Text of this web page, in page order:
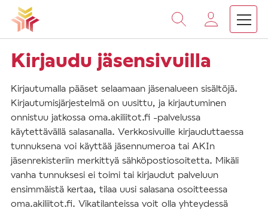
Vieritä
sisältöön
Kirjaudu jäsensivuilla
Kirjautumalla pääset selaamaan jäsenalueen sisältöjä.
Kirjautumisjärjestelmä on uusittu, ja kirjautuminen
onnistuu jatkossa oma.akiliitot.fi -palvelussa
käytettävällä salasanalla. Verkkosivuille kirjauduttaessa
tunnuksena voi käyttää jäsennumeroa tai AKIn
jäsenrekisteriin merkittyä sähköpostiosoitetta. Mikäli
vanha tunnuksesi ei toimi tai kirjaudut palveluun
ensimmäistä kertaa, tilaa uusi salasana osoitteessa
oma.akiliitot.fi. Vikatilanteissa voit olla yhteydessä